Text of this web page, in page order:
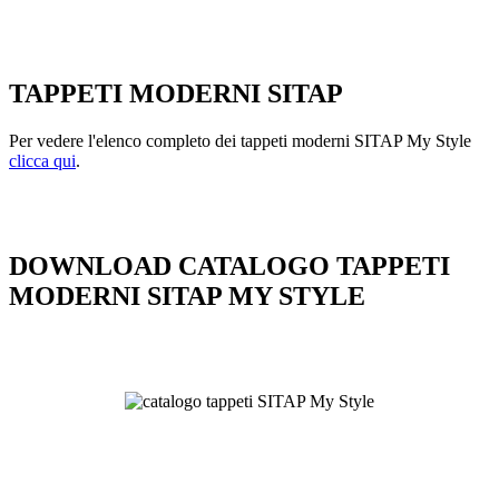
TAPPETI MODERNI SITAP
Per vedere l'elenco completo dei tappeti moderni SITAP My Style
clicca qui.
DOWNLOAD CATALOGO TAPPETI
MODERNI SITAP MY STYLE